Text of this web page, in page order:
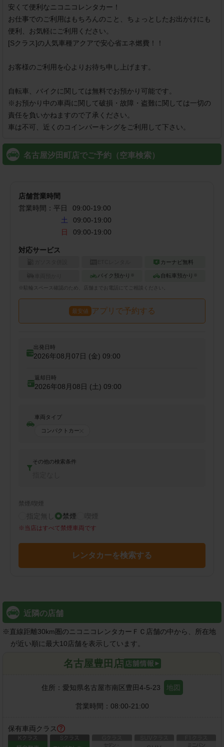
安くて便利なニコニコレンタカー！
お仕事でのご利用はもちろんのこと、ちょっとしたお出かけにも
便利、お気軽にご利用ください。
[Sクラス]の人気車種アクアで安心省エネ燃費！！
お客様のご利用を心よりお待ち申し上げます。
自転車、バイクに関しては無料でお預かり可能です。
※お預かり中の車両に関して破損・故障・盗難に関しては一切の
責任を負いかねますので了承ください。
車は不可、近くのコインパーキングをご利用して下さい。
名古屋汐田町店でご予約（空車検索）
店舗営業時間
営業時間： 平日 09:00-19:00
土
09:00-19:00
日
09:00-19:00
対応サービス
カーナビ無料
バイク預かり ※ 自転車預かり ※
※ スペース確認のため、店舗までお電話にてご相談ください。
最安値 アプリで予約する
出発日時
2026年08月07日 (金) 09:00
返却日時
2026年08月08日 (土) 09:00
車両タイプ
コンパクトカー
その他の検索条件
禁煙/喫煙
指定無し 禁煙 喫煙
※ 当店はすべて禁煙車両です
レンタカーを検索する
近隣の店舗
※直線距離30km圏のニコニコレンタカーＦＣ店舗の中から、所在地
が近い順に最大10店舗を表示しています。
名古屋豊田店
住所： 愛知県名古屋市南区豊田4-5-23 地図
営業時間： 08:00-21:00
保有車両クラス